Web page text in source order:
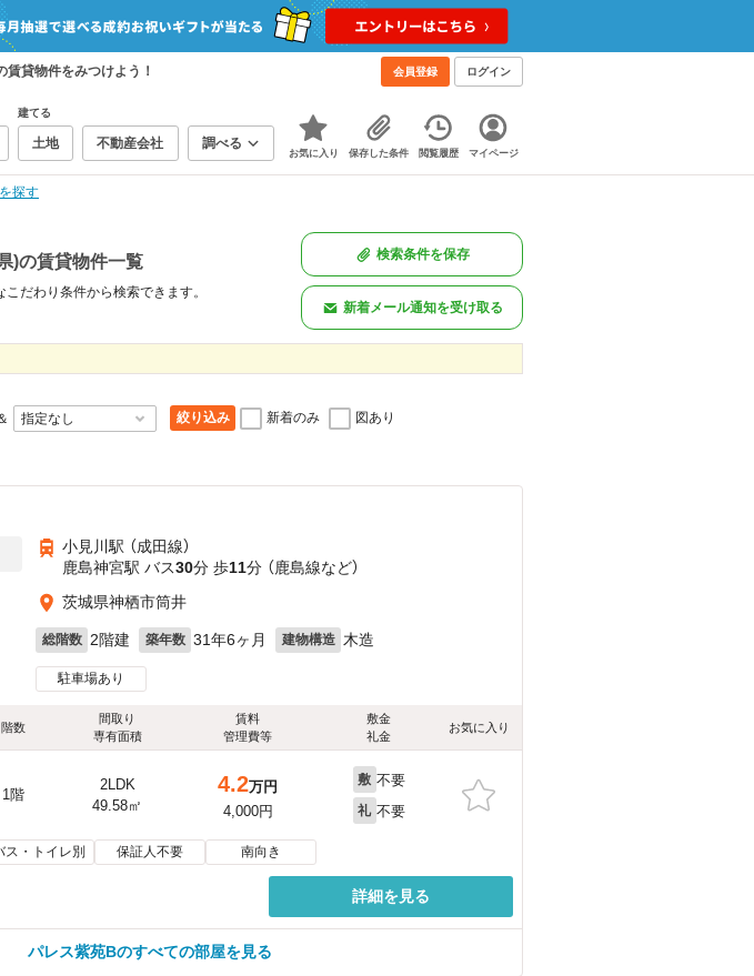
貸物件をみつけよう！ 会員登録 ログイン
建てる
土地 不動産会社 調べる
お気に入り 保存した条件 閲覧履歴 マイページ
探す
)の賃貸物件一覧
だわり条件から検索できます。
検索条件を保存
新着メール通知を受け取る
絞り込み 新着のみ 図あり
小見川駅 （成田線）
鹿島神宮駅 バス30分 歩11分 （鹿島線など）
茨城県神栖市筒井
総階数 2階建 築年数 31年6ヶ月 建物構造 木造
駐車場あり
階数
間取り
専有面積
賃料
管理費等
敷金
礼金
お気に入り
1階
2LDK
49.58㎡
4.2万円
4,000円
敷 不要
礼 不要
ス・トイレ別 保証人不要 南向き
詳細を見る
パレス紫苑Bのすべての部屋を見る